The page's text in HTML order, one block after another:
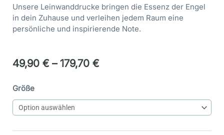
Unsere Leinwanddrucke bringen die Essenz der Engel
in dein Zuhause und verleihen jedem Raum eine
persönliche und inspirierende Note.
49,90 € – 179,70 €
Größe
Engel
auf
Leinwand
-